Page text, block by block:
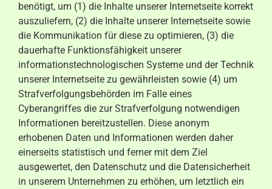
benötigt, um (1) die Inhalte unserer Internetseite korrekt
auszuliefern, (2) die Inhalte unserer Internetseite sowie
die Kommunikation für diese zu optimieren, (3) die
dauerhafte Funktionsfähigkeit unserer
informationstechnologischen Systeme und der Technik
unserer Internetseite zu gewährleisten sowie (4) um
Strafverfolgungsbehörden im Falle eines
Cyberangriffes die zur Strafverfolgung notwendigen
Informationen bereitzustellen. Diese anonym
erhobenen Daten und Informationen werden daher
einerseits statistisch und ferner mit dem Ziel
ausgewertet, den Datenschutz und die Datensicherheit
in unserem Unternehmen zu erhöhen, um letztlich ein